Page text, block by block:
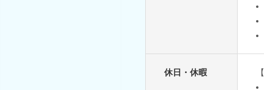
休日・休暇